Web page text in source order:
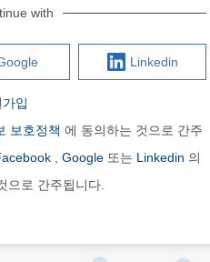
with
Linkedin
입
보호정책 에 동의하는 것으로 간주
Google 또는 Linkedin 의
으로 간주됩니다.